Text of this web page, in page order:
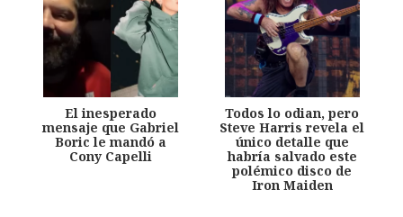
El inesperado
mensaje que Gabriel
Boric le mandó a
Cony Capelli
Todos lo odian, pero
Steve Harris revela el
único detalle que
habría salvado este
polémico disco de
Iron Maiden